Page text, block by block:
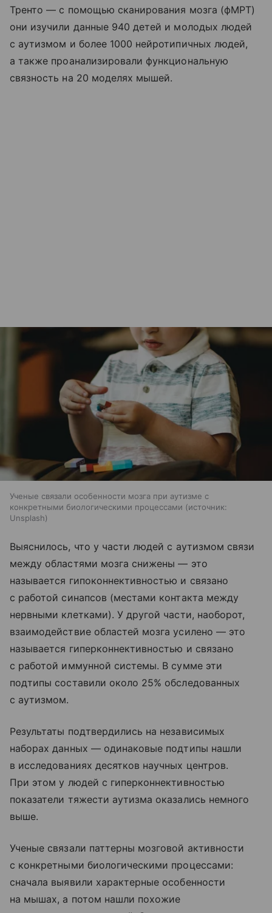
Тренто — с помощью сканирования мозга (фМРТ)
они изучили данные 940 детей и молодых людей
с аутизмом и более 1000 нейротипичных людей,
а также проанализировали функциональную
связность на 20 моделях мышей.
Ученые связали особенности мозга при аутизме с
конкретными биологическими процессами
источник:
Unsplash
Выяснилось, что у части людей с аутизмом связи
между областями мозга снижены — это
называется гипоконнективностью и связано
с работой синапсов (местами контакта между
нервными клетками). У другой части, наоборот,
взаимодействие областей мозга усилено — это
называется гиперконнективностью и связано
с работой иммунной системы. В сумме эти
подтипы составили около 25% обследованных
с аутизмом.
Результаты подтвердились на независимых
наборах данных — одинаковые подтипы нашли
в исследованиях десятков научных центров.
При этом у людей с гиперконнективностью
показатели тяжести аутизма оказались немного
выше.
Ученые связали паттерны мозговой активности
с конкретными биологическими процессами:
сначала выявили характерные особенности
на мышах, а потом нашли похожие